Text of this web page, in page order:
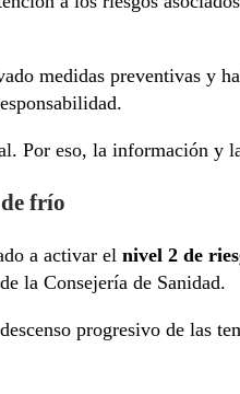
medidas preventivas y
Por eso, la información y
frío
a activar el nivel 2 de
la Consejería de Sanidad.
progresivo de las